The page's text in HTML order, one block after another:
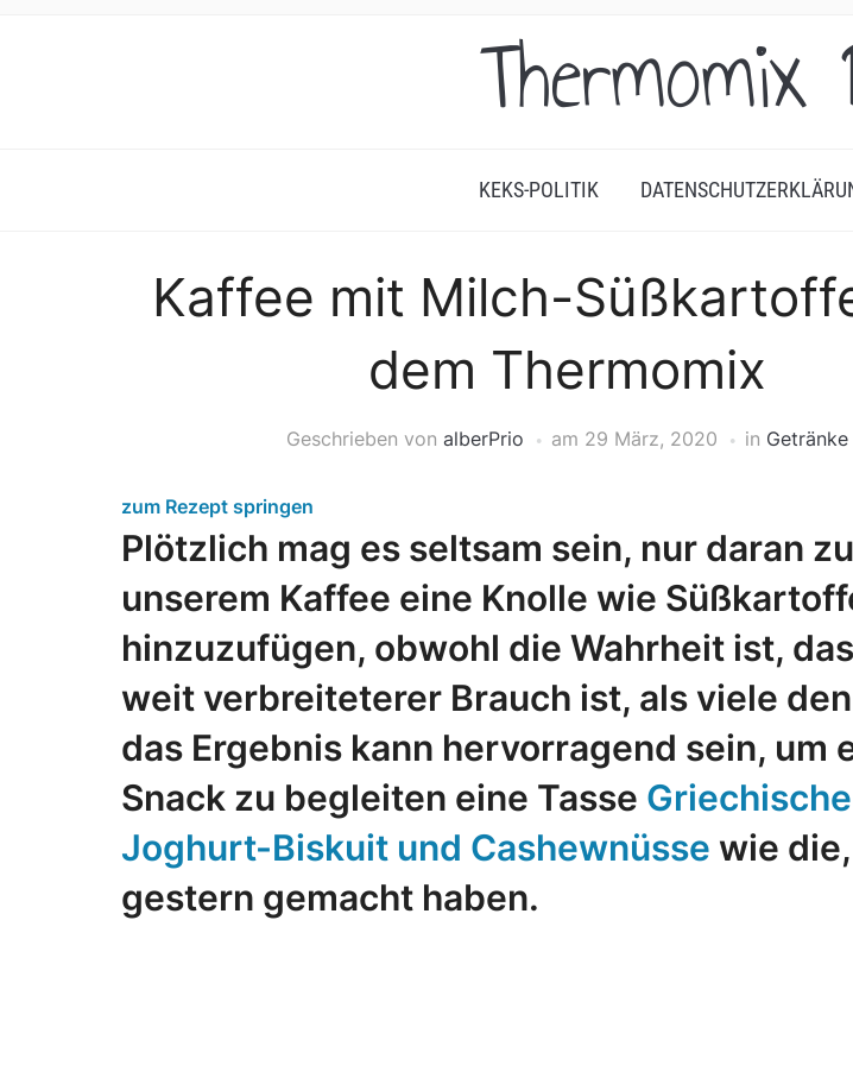
KEKS-POLITIK
Kaffee mit Milch-
dem Thermomix
Geschrieben von alberPrio am 29 März, 2020 in Getränke
zum Rezept springen
Plötzlich mag es seltsam sein, nur daran
unserem Kaffee eine Knolle wie
hinzuzufügen, obwohl die Wahrheit ist,
weit verbreiteterer Brauch ist, als viele
das Ergebnis kann hervorragend sein, um
Snack zu begleiten eine Tasse
Joghurt-Biskuit und Cashewnüsse wie
gestern gemacht haben.